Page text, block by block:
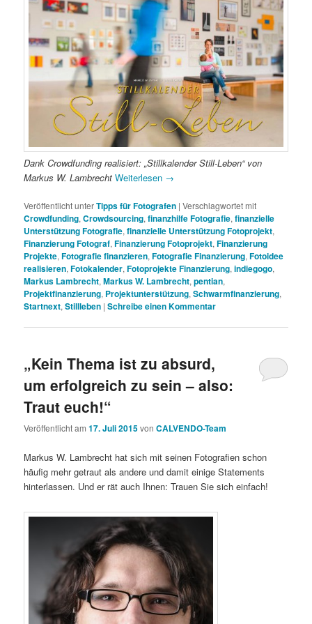
Dank Crowdfunding realisiert: „Stillkalender Still-Leben“ von
Markus W. Lambrecht Weiterlesen →
Veröffentlicht unterTipps für Fotografen |Verschlagwortet mit
Crowdfunding,Crowdsourcing,finanzhilfe Fotografie,finanzielle
Unterstützung Fotografie,finanzielle Unterstützung Fotoprojekt,
Finanzierung Fotograf,Finanzierung Fotoprojekt,Finanzierung
Projekte,Fotografie finanzieren,Fotografie Finanzierung,Fotoidee
realisieren,Fotokalender,Fotoprojekte Finanzierung,indiegogo,
Markus Lambrecht,Markus W. Lambrecht,pentian,
Projektfinanzierung, Projektunterstützung,Schwarmfinanzierung,
Startnext,Stillleben |Schreibe einen Kommentar
„Kein Thema ist zu absurd,
um erfolgreich zu sein – also:
Traut euch!“
Veröffentlicht am17. Juli 2015vonCALVENDO-Team
Markus W. Lambrecht hat sich mit seinen Fotografien schon
häufig mehr getraut als andere und damit einige Statements
hinterlassen. Und er rät auch Ihnen: Trauen Sie sich einfach!